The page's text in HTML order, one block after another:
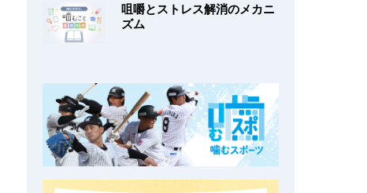
咀嚼とストレス解消のメカニ
ズム